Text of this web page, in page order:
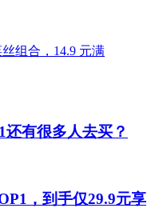
还有很多人去买？
，到手仅29.9元享